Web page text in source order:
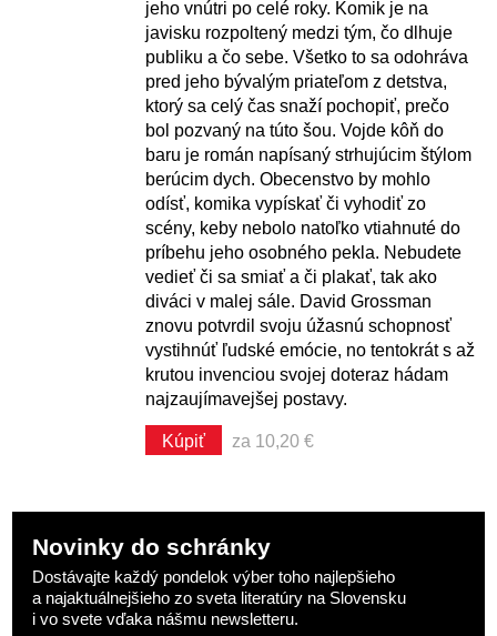
jeho vnútri po celé roky. Komik je na
javisku rozpoltený medzi tým, čo dlhuje
publiku a čo sebe. Všetko to sa odohráva
pred jeho bývalým priateľom z detstva,
ktorý sa celý čas snaží pochopiť, prečo
bol pozvaný na túto šou. Vojde kôň do
baru je román napísaný strhujúcim štýlom
berúcim dych. Obecenstvo by mohlo
odísť, komika vypískať či vyhodiť zo
scény, keby nebolo natoľko vtiahnuté do
príbehu jeho osobného pekla. Nebudete
vedieť či sa smiať a či plakať, tak ako
diváci v malej sále. David Grossman
znovu potvrdil svoju úžasnú schopnosť
vystihnúť ľudské emócie, no tentokrát s až
krutou invenciou svojej doteraz hádam
najzaujímavejšej postavy.
Kúpiť za 10,20 €
Novinky do schránky
Dostávajte každý pondelok výber toho najlepšieho
a najaktuálnejšieho zo sveta literatúry na Slovensku
i vo svete vďaka nášmu newsletteru.